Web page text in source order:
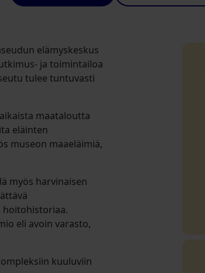
elämyskeskus
ja toimintailoa
tulee tuntuvasti
maataloutta
eläinten
museon maaeläimiä,
myös harvinaisen
hoitohistoriaa.
eli avoin varasto,
kuuluviin